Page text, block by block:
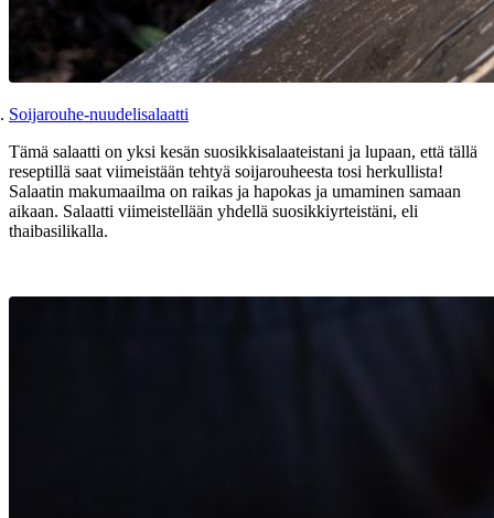
Soijarouhe-nuudelisalaatti
Tämä salaatti on yksi kesän suosikkisalaateistani ja lupaan, että tällä
reseptillä saat viimeistään tehtyä soijarouheesta tosi herkullista!
Salaatin makumaailma on raikas ja hapokas ja umaminen samaan
aikaan. Salaatti viimeistellään yhdellä suosikkiyrteistäni, eli
thaibasilikalla.